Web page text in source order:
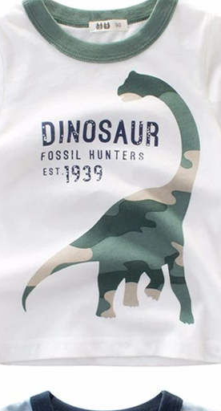
Nama Gabungan Nama RasulAsma’ul
Wardani |
dalam Islam
mawar